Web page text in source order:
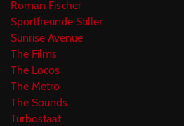
Roman Fischer
Sportfreunde Stiller
Sunrise Avenue
The Films
The Locos
The Metro
The Sounds
Turbostaat